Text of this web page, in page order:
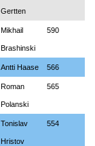
Gertten
Mikhail
Brashinski
590
Antti Haase 566
Roman
Polanski
565
Tonislav
Hristov
554